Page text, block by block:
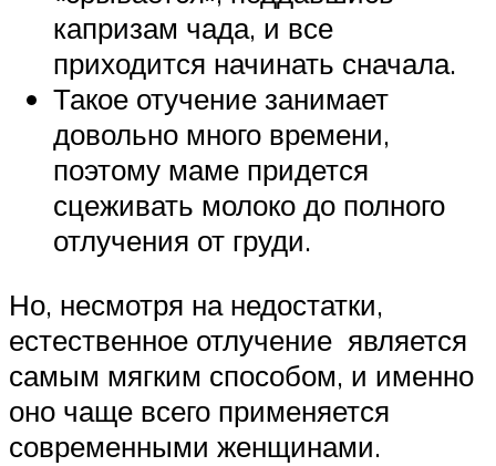
капризам чада, и все
приходится начинать сначала.
Такое отучение занимает
довольно много времени,
поэтому маме придется
сцеживать молоко до полного
отлучения от груди.
Но, несмотря на недостатки,
естественное отлучение является
самым мягким способом, и именно
оно чаще всего применяется
современными женщинами.